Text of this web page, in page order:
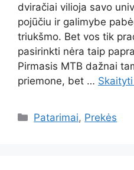
dviračiai vilioja savo
pojūčiu ir galimybe
triukšmo. Bet vos tik
pasirinkti nėra taip
Pirmasis MTB dažnai
priemone, bet …
Kategorijos
Patarimai, Prekės